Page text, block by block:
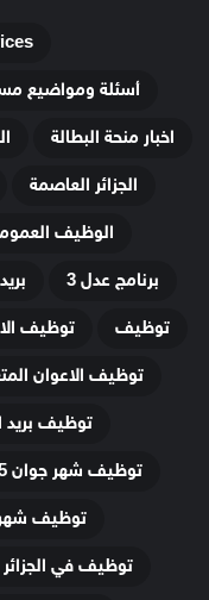
أسئلة ومواضيع
اخبار منحة البطالة
الجزائر العاصمة
الوظيف
برنامج عدل 3
توظيف
توظيف
توظيف الاعوان
توظيف بريد
توظيف شهر جوان 2025
توظيف
توظيف في